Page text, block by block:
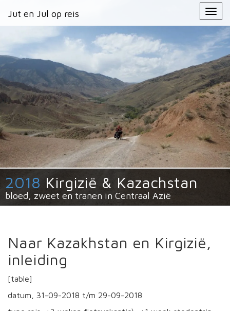
Jut en Jul op reis
Primary
Menu
Jut en Jul op reis
2018 Kirgizië & Kazachstan
bloed, zweet en tranen in Centraal Azië
Naar Kazakhstan en Kirgizië,
inleiding
[table]
datum, 31-09-2018 t/m 29-09-2018